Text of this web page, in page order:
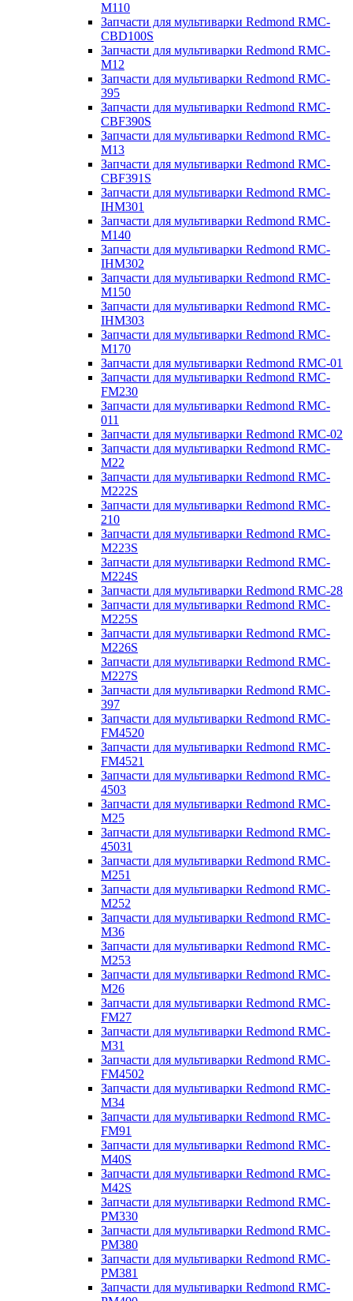
M110
Запчасти для мультиварки Redmond RMC-
CBD100S
Запчасти для мультиварки Redmond RMC-
M12
Запчасти для мультиварки Redmond RMC-
395
Запчасти для мультиварки Redmond RMC-
CBF390S
Запчасти для мультиварки Redmond RMC-
M13
Запчасти для мультиварки Redmond RMC-
CBF391S
Запчасти для мультиварки Redmond RMC-
IHM301
Запчасти для мультиварки Redmond RMC-
M140
Запчасти для мультиварки Redmond RMC-
IHM302
Запчасти для мультиварки Redmond RMC-
M150
Запчасти для мультиварки Redmond RMC-
IHM303
Запчасти для мультиварки Redmond RMC-
M170
Запчасти для мультиварки Redmond RMC-01
Запчасти для мультиварки Redmond RMC-
FM230
Запчасти для мультиварки Redmond RMC-
011
Запчасти для мультиварки Redmond RMC-02
Запчасти для мультиварки Redmond RMC-
M22
Запчасти для мультиварки Redmond RMC-
M222S
Запчасти для мультиварки Redmond RMC-
210
Запчасти для мультиварки Redmond RMC-
M223S
Запчасти для мультиварки Redmond RMC-
M224S
Запчасти для мультиварки Redmond RMC-28
Запчасти для мультиварки Redmond RMC-
M225S
Запчасти для мультиварки Redmond RMC-
M226S
Запчасти для мультиварки Redmond RMC-
M227S
Запчасти для мультиварки Redmond RMC-
397
Запчасти для мультиварки Redmond RMC-
FM4520
Запчасти для мультиварки Redmond RMC-
FM4521
Запчасти для мультиварки Redmond RMC-
4503
Запчасти для мультиварки Redmond RMC-
M25
Запчасти для мультиварки Redmond RMC-
45031
Запчасти для мультиварки Redmond RMC-
M251
Запчасти для мультиварки Redmond RMC-
M252
Запчасти для мультиварки Redmond RMC-
M36
Запчасти для мультиварки Redmond RMC-
M253
Запчасти для мультиварки Redmond RMC-
M26
Запчасти для мультиварки Redmond RMC-
FM27
Запчасти для мультиварки Redmond RMC-
M31
Запчасти для мультиварки Redmond RMC-
FM4502
Запчасти для мультиварки Redmond RMC-
M34
Запчасти для мультиварки Redmond RMC-
FM91
Запчасти для мультиварки Redmond RMC-
M40S
Запчасти для мультиварки Redmond RMC-
M42S
Запчасти для мультиварки Redmond RMC-
PM330
Запчасти для мультиварки Redmond RMC-
PM380
Запчасти для мультиварки Redmond RMC-
PM381
Запчасти для мультиварки Redmond RMC-